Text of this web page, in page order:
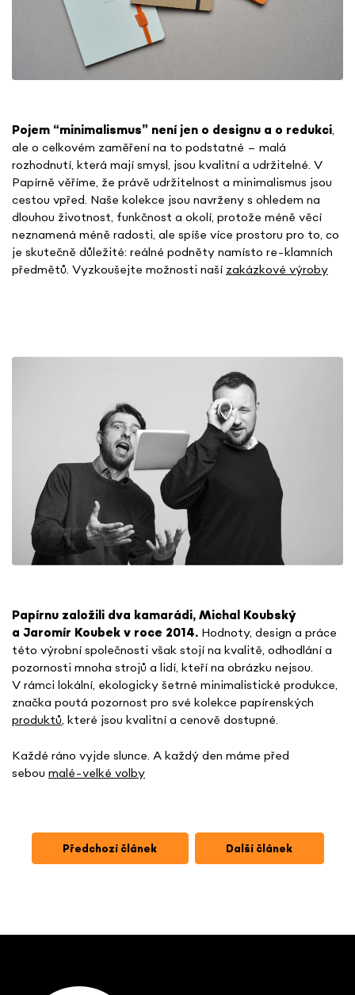
Pojem “minimalismus” není jen o designu a o redukci,
ale o celkovém zaměření na to podstatné – malá
rozhodnutí, která mají smysl, jsou kvalitní a udržitelné. V
Papírně věříme, že právě udržitelnost a minimalismus jsou
cestou vpřed. Naše kolekce jsou navrženy s ohledem na
dlouhou životnost, funkčnost a okolí, protože méně věcí
neznamená méně radosti, ale spíše více prostoru pro to, co
je skutečně důležité: reálné podněty namísto re-klamních
předmětů. Vyzkoušejte možnosti našízakázkové výroby
Papírnu založili dva kamarádi, Michal Koubský
a Jaromír Koubek v roce 2014. Hodnoty, design a práce
této výrobní společnosti však stojí na kvalitě, odhodlání a
pozornosti mnoha strojů a lidí, kteří na obrázku nejsou.
V rámci lokální, ekologicky šetrné minimalistické produkce,
značka poutá pozornost pro své kolekce papírenských
produktů, které jsou kvalitní a cenově dostupné.
Každé ráno vyjde slunce. A každý den máme před
sebou malé-velké volby
Předchozí článek Další článek